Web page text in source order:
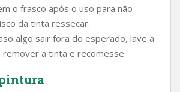
o frasco após o uso para não
da tinta ressecar.
algo sair fora do esperado, lave a
remover a tinta e recomesse.